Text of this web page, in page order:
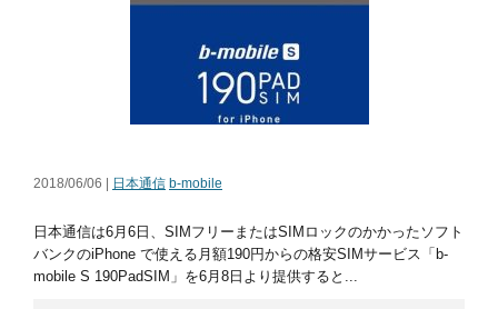
2018/06/06 | 日本通信 b-mobile
日本通信は6月6日、SIMフリーまたはSIMロックのかかったソフト
バンクのiPhone で使える月額190円からの格安SIMサービス「b-
mobile S 190PadSIM」を6月8日より提供すると...